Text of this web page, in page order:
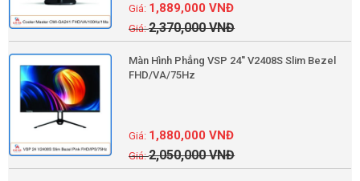
2,370,000VNĐ
1,889,000VNĐ
Màn Hình Phẳng VSP 24'' V2408S Slim Bezel
FHD/VA/75Hz
2,050,000VNĐ
1,880,000VNĐ